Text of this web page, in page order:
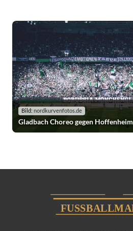
Bild: nordkurvenfotos.de
Gladbach Choreo gegen Hoffenheim